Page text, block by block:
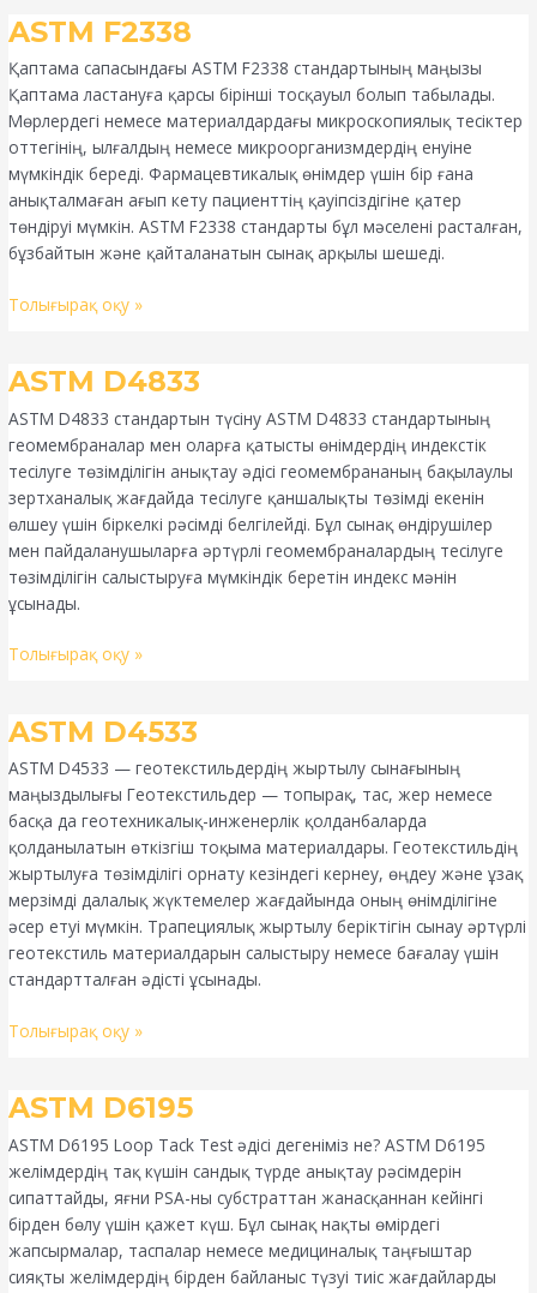
ASTM F2338
Қаптама сапасындағы ASTM F2338 стандартының маңызы
Қаптама ластануға қарсы бірінші тосқауыл болып табылады.
Мөрлердегі немесе материалдардағы микроскопиялық тесіктер
оттегінің, ылғалдың немесе микроорганизмдердің енуіне
мүмкіндік береді. Фармацевтикалық өнімдер үшін бір ғана
анықталмаған ағып кету пациенттің қауіпсіздігіне қатер
төндіруі мүмкін. ASTM F2338 стандарты бұл мәселені расталған,
бұзбайтын және қайталанатын сынақ арқылы шешеді.
ASTM
Толығырақ оқу »
ASTM D4833
ASTM D4833 стандартын түсіну ASTM D4833 стандартының
геомембраналар мен оларға қатысты өнімдердің индекстік
тесілуге төзімділігін анықтау әдісі геомембрананың бақылаулы
зертханалық жағдайда тесілуге қаншалықты төзімді екенін
өлшеу үшін біркелкі рәсімді белгілейді. Бұл сынақ өндірушілер
мен пайдаланушыларға әртүрлі геомембраналардың тесілуге
төзімділігін салыстыруға мүмкіндік беретін индекс мәнін
ұсынады.
ASTM
Толығырақ оқу »
ASTM D4533
ASTM D4533 — геотекстильдердің жыртылу сынағының
маңыздылығы Геотекстильдер — топырақ, тас, жер немесе
басқа да геотехникалық-инженерлік қолданбаларда
қолданылатын өткізгіш тоқыма материалдары. Геотекстильдің
жыртылуға төзімділігі орнату кезіндегі кернеу, өңдеу және ұзақ
мерзімді далалық жүктемелер жағдайында оның өнімділігіне
әсер етуі мүмкін. Трапециялық жыртылу беріктігін сынау әртүрлі
геотекстиль материалдарын салыстыру немесе бағалау үшін
стандартталған әдісті ұсынады.
ASTM
Толығырақ оқу »
ASTM D6195
ASTM D6195 Loop Tack Test әдісі дегеніміз не? ASTM D6195
желімдердің тақ күшін сандық түрде анықтау рәсімдерін
сипаттайды, яғни PSA-ны субстраттан жанасқаннан кейінгі
бірден бөлу үшін қажет күш. Бұл сынақ нақты өмірдегі
жапсырмалар, таспалар немесе медициналық таңғыштар
сияқты желімдердің бірден байланыс түзуі тиіс жағдайларды
ASTM